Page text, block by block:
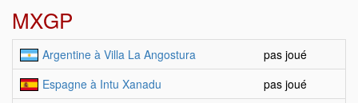
MXGP
Argentine à Villa La Angostura
pas joué
Espagne à Intu Xanadu
pas joué